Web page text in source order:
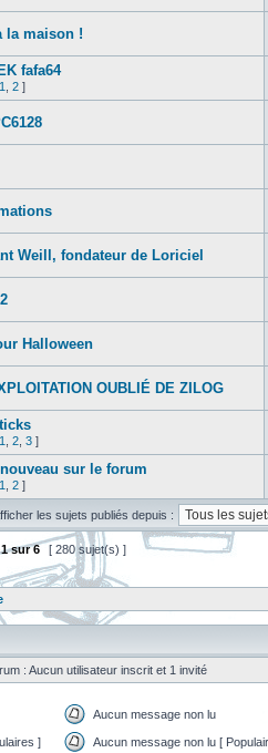
la maison !
fafa64
1 2 ]
Weill, fondateur de Loriciel
Halloween
OUBLIÉ DE ZILOG
1 2 3 ]
sur le forum
1 2 ]
les sujets publiés depuis :
1sur6 [ 280 sujet(s) ]
: Aucun utilisateur inscrit et 1 invité
Aucun message non lu
] Aucun message non lu [